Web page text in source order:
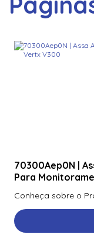
70300Aep0N |
Para
Conheça sobre o